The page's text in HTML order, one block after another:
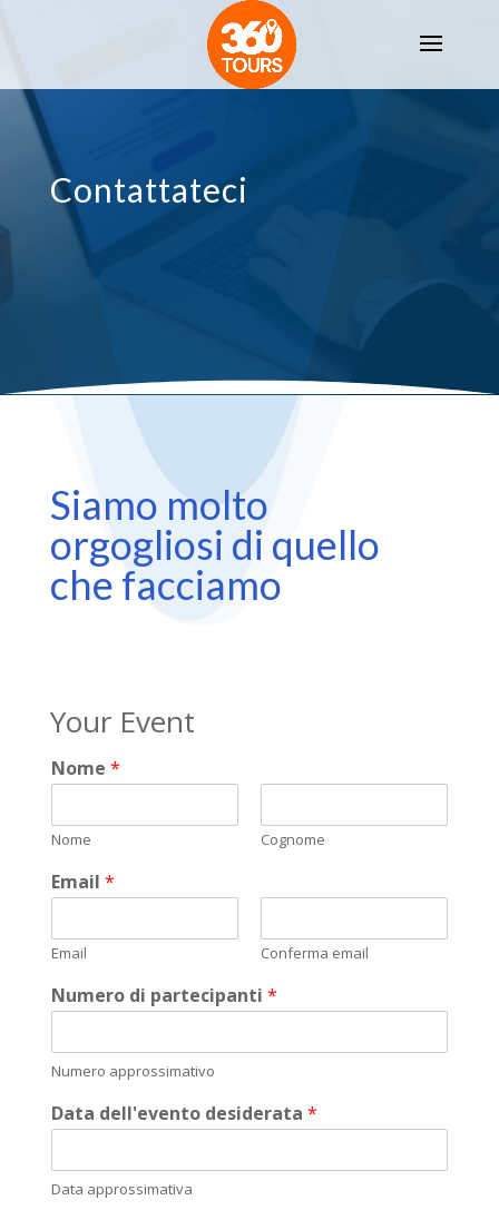
Contattateci
Siamo molto
orgogliosi di quello
che facciamo
Your Event
Nome *
Nome Cognome
Email *
Email Conferma email
Numero di partecipanti *
Numero approssimativo
Data dell'evento desiderata *
Data approssimativa